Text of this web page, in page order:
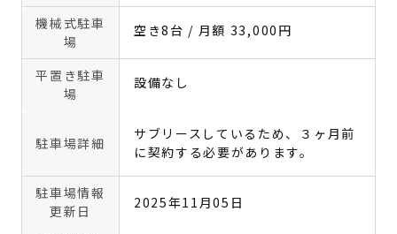
機械式駐車
場
空き8台 / 月額 33,000円
平置き駐車
場
設備なし
駐車場詳細
サブリースしているため、３ヶ月前
に契約する必要があります。
駐車場情報
更新日
2025年11月05日